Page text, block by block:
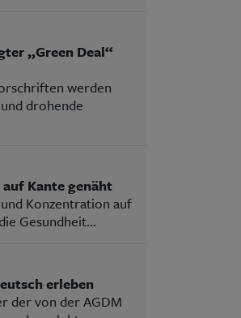
„Green Deal“
werden
drohende
Kante genäht
Konzentration auf
Gesundheit...
erleben
der von der AGDM